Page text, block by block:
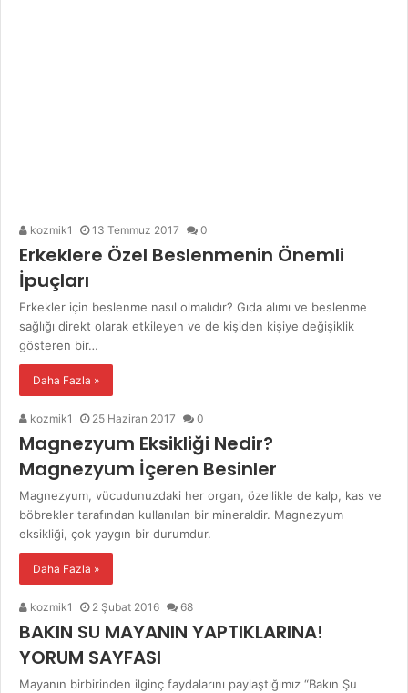
kozmik1 13 Temmuz 2017 0
Erkeklere Özel Beslenmenin Önemli
İpuçları
Erkekler için beslenme nasıl olmalıdır? Gıda alımı ve beslenme
sağlığı direkt olarak etkileyen ve de kişiden kişiye değişiklik
gösteren bir…
Daha Fazla »
kozmik1 25 Haziran 2017 0
Magnezyum Eksikliği Nedir?
Magnezyum İçeren Besinler
Magnezyum, vücudunuzdaki her organ, özellikle de kalp, kas ve
böbrekler tarafından kullanılan bir mineraldir. Magnezyum
eksikliği, çok yaygın bir durumdur.
Daha Fazla »
kozmik1 2 Şubat 2016 68
BAKIN SU MAYANIN YAPTIKLARINA!
YORUM SAYFASI
Mayanın birbirinden ilginç faydalarını paylaştığımız “Bakın Şu